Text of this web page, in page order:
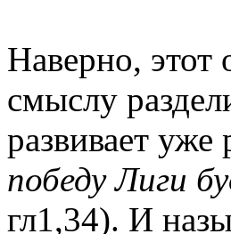
Наверно,
смыслу
развивает
победу Лиги
гл1,34). И